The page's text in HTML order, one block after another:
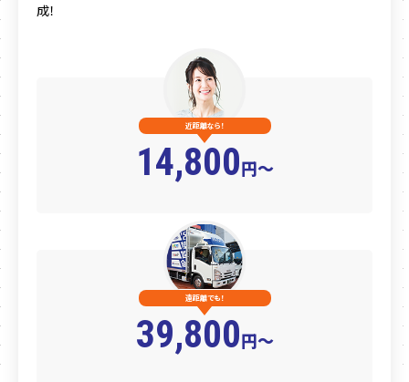
成！
近距離なら！
14,800円〜
遠距離でも！
39,800円〜